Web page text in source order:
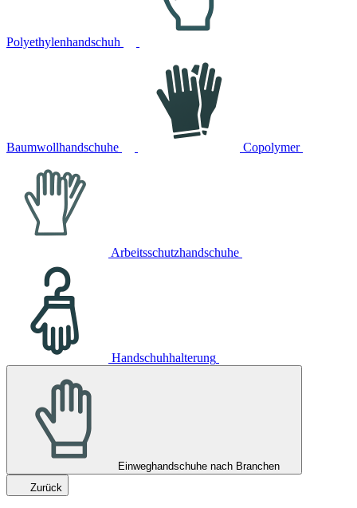
Polyethylenhandschuh
Baumwollhandschuhe Copolymer
Arbeitsschutzhandschuhe
Handschuhhalterung
Einweghandschuhe nach Branchen
Zurück